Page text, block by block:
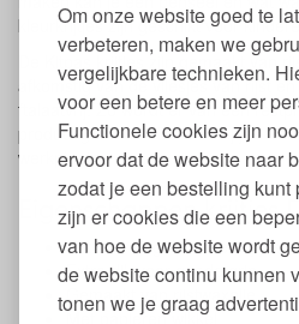
Om onze website goed te
verbeteren, maken we
vergelijkbare technieken.
voor een betere en meer
Functionele cookies zijn
ervoor dat de website naar
zodat je een bestelling kunt
zijn er cookies die een
van hoe de website wordt
de website continu kunnen
tonen we je graag
kleurkrijtjes zijn geschikt voor
De Kitpas krijtjes zijn gemaakt van
afkomstig van de vliesjes van rijst en
ftalaatvrij. Zo wordt er van een
product gemaakt. De waskrijtjes
werkplaats.
Eigenschappen krijtjes
Set van 12 gekleurde krijtjes
Extra dik voor goede grip
Gemaakt van rijstwaxolie
Met papieren wikkel